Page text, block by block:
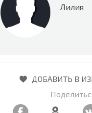
Лилия
ДОБАВИТЬ В